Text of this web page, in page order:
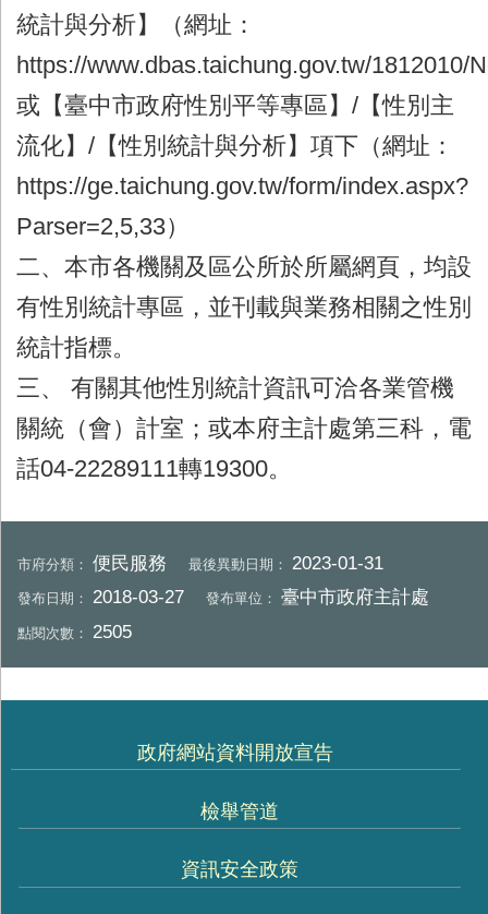
統計與分析】（網址：
https://www.dbas.taichung.gov.tw/1812010/
或【臺中市政府性別平等專區】/【性別主
流化】/【性別統計與分析】項下（網址：
https://ge.taichung.gov.tw/form/index.aspx?
Parser=2,5,33）
二、本市各機關及區公所於所屬網頁，均設
有性別統計專區，並刊載與業務相關之性別
統計指標。
三、 有關其他性別統計資訊可洽各業管機
關統（會）計室；或本府主計處第三科，電
話04-22289111轉19300。
市府分類：便民服務 最後異動日期：2023-01-31
發布日期：2018-03-27 發布單位：臺中市政府主計處
點閱次數： 2505
政府網站資料開放宣告
檢舉管道
資訊安全政策